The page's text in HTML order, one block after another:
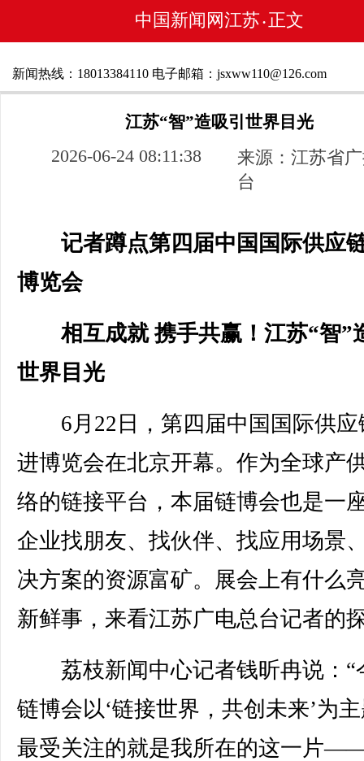
中国新闻网江苏 • 正文
新闻热线：18013384110 电子邮箱：jsxww110@126.com
江苏“智”造吸引世界目光
2026-06-24 08:11:38
来源：江苏省
台
记者蹲点第四届中国国际供应
博览会
相互成就 携手共赢！江苏“智”
世界目光
6月22日，第四届中国国际供应
进博览会在北京开幕。作为全球产
络的链接平台，本届链博会也是一
企业找朋友、找伙伴、找应用场景
决方案的资源富矿。展会上有什么
新鲜事，来看江苏广电总台记者的
荔枝新闻中心记者钱昕冉说：“
链博会以‘链接世界，共创未来’为
最受关注的就是我所在的这一片